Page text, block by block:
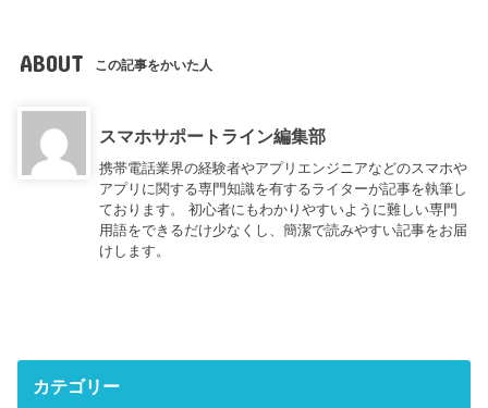
ABOUT この記事をかいた人
スマホサポートライン編集部
携帯電話業界の経験者やアプリエンジニアなどのスマホや
アプリに関する専門知識を有するライターが記事を執筆し
ております。 初心者にもわかりやすいように難しい専門
用語をできるだけ少なくし、簡潔で読みやすい記事をお届
けします。
カテゴリー